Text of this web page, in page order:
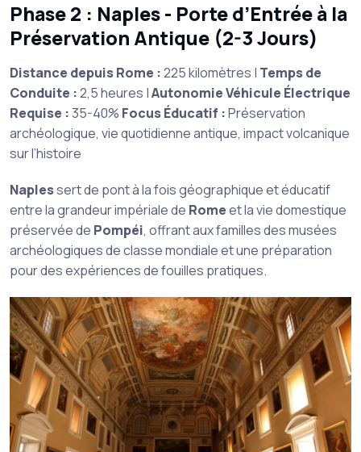
Phase 2 : Naples - Porte d’Entrée à la
Préservation Antique (2-3 Jours)
Distance depuis Rome :225 kilomètres | Temps de
Conduite :2,5 heures |Autonomie Véhicule Électrique
Requise :35-40% Focus Éducatif :Préservation
archéologique, vie quotidienne antique, impact volcanique
sur l’histoire
Naplessert de pont à la fois géographique et éducatif
entre la grandeur impériale de Romeet la vie domestique
préservée de Pompéi, offrant aux familles des musées
archéologiques de classe mondiale et une préparation
pour des expériences de fouilles pratiques.